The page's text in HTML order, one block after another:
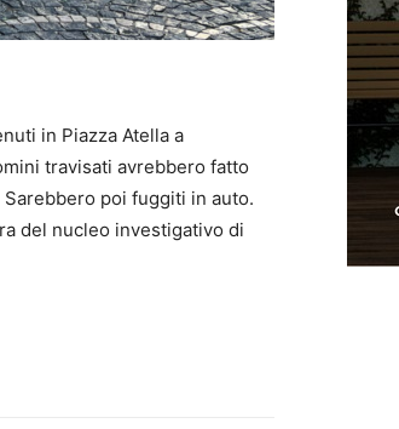
in Piazza Atella a
travisati avrebbero fatto
poi fuggiti in auto.
del nucleo investigativo di